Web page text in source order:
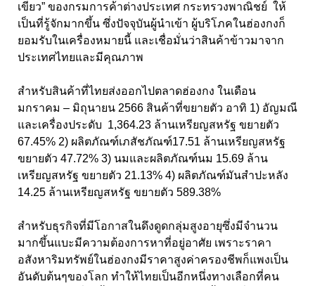
เขียว” ของกรมการค้าต่างประเทศ กระทรวงพาณิชย์ ให้
เป็นที่รู้จักมากขึ้น ซึ่งปัจจุบันผู้นำเข้า ผู้บริโภคในฮ่องกงก็
ยอมรับในเครื่องหมายนี้ และเชื่อมั่นว่าสินค้าข้าวมาจาก
ประเทศไทยและมีคุณภาพ
สำหรับสินค้าที่ไทยส่งออกไปตลาดฮ่องกง ในเดือน
มกราคม – มิถุนายน 2566 สินค้าที่ขยายตัว อาทิ 1) อัญมณี
และเครื่องประดับ 1,364.23 ล้านเหรียญสหรัฐ ขยายตัว
67.45% 2) ผลิตภัณฑ์เภสัชภัณฑ์17.51 ล้านเหรียญสหรัฐ
ขยายตัว 47.72% 3) นมและผลิตภัณฑ์นม 15.69 ล้าน
เหรียญสหรัฐ ขยายตัว 21.13% 4) ผลิตภัณฑ์มันสำปะหลัง
14.25 ล้านเหรียญสหรัฐ ขยายตัว 589.38%
สำหรับธุรกิจที่มีโอกาสในดึงดูดกลุ่มสูงอายุซึ่งมีจำนวน
มากขึ้นแบะมีความต้องการหาที่อยู่อาศัย เพราะราคา
อสังหาริมทรัพย์ในฮ่องกงมีราคาสูงค่าครองชีพก็แพงเป็น
อันดับต้นๆของโลก ทำให้ไทยเป็นอีกหนึ่งทางเลือกที่คน